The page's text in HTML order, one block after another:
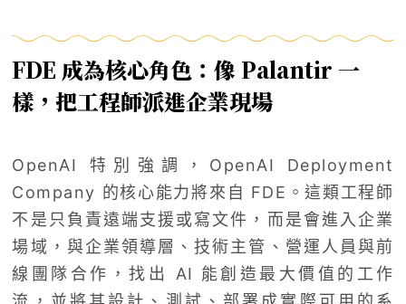
FDE 成為核心角色：像 Palantir 一
樣，把工程師派進企業現場
OpenAI 特別強調，OpenAI Deployment
Company 的核心能力將來自 FDE。這類工程師
不是只負責遠端支援或寫文件，而是會進入企業
場域，與企業領導層、技術主管、營運人員與前
線團隊合作，找出 AI 能創造最大價值的工作